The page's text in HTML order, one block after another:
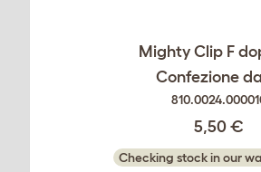
Mighty Clip F
Confezione
5,50 €
Checking stock in our